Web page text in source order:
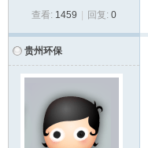
查看: 1459 回复: 0
贵州环保